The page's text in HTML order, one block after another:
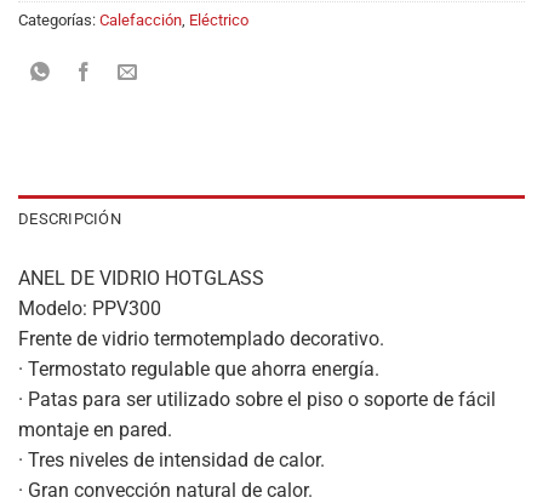
Categorías: Calefacción Eléctrico
DESCRIPCIÓN
ANEL DE VIDRIO HOTGLASS
Modelo: PPV300
Frente de vidrio termotemplado decorativo.
· Termostato regulable que ahorra energía.
· Patas para ser utilizado sobre el piso o soporte de fácil
montaje en pared.
· Tres niveles de intensidad de calor.
· Gran convección natural de calor.